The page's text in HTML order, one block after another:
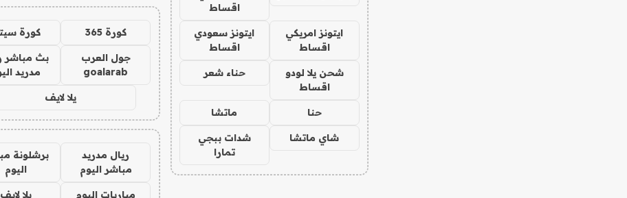
اقساط
ايتونز امريكي
اقساط
ايتونز سعودي
اقساط
شحن يلا لودو
اقساط
حناء شعر
حنا ماتشا
شاي ماتشا
شدات ببجي
تمارا
كورة 365 كورة
جول العرب
goalarab
بث مباشر
مدريد
يلا لايف
ريال مدريد
مباشر اليوم
برشلونة
اليوم
مباريات اليوم يلا لايف